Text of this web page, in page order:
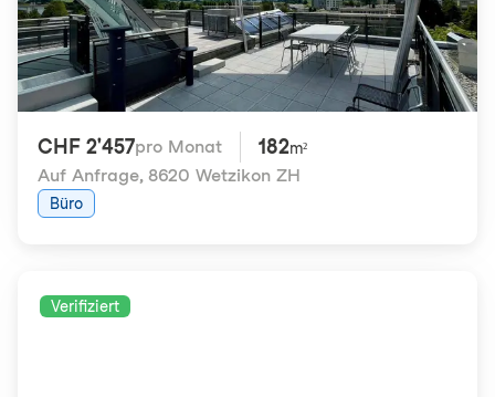
CHF 2'457pro Monat 182m²
Auf Anfrage, 8620 Wetzikon ZH
Büro
Verifiziert